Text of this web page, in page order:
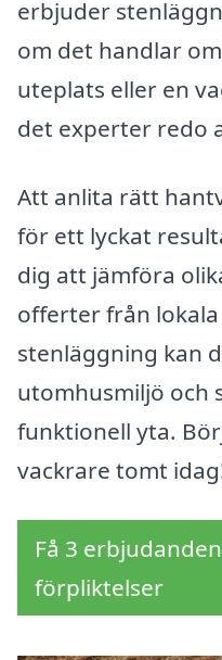
erbjuder
om det handlar
uteplats eller en
det experter redo
Att anlita rätt
för ett lyckat
dig att jämföra
offerter från
stenläggning kan
utomhusmiljö och
funktionell yta.
vackrare tomt
Få 3
förpliktelser